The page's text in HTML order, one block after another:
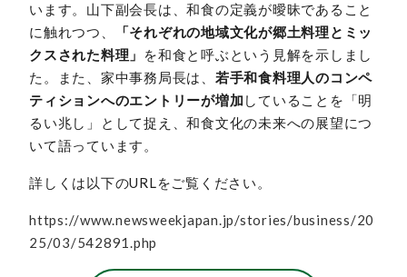
います。山下副会長は、和食の定義が曖昧であること
に触れつつ、
「それぞれの地域文化が郷土料理とミッ
クスされた料理」
を和食と呼ぶという見解を示しまし
た。また、家中事務局長は、 若手和食料理人のコンペ
ティションへのエントリーが増加 していることを「明
るい兆し」として捉え、和食文化の未来への展望につ
いて語っています。
詳しくは以下のURLをご覧ください。
https://www.newsweekjapan.jp/stories/business/20
25/03/542891.php